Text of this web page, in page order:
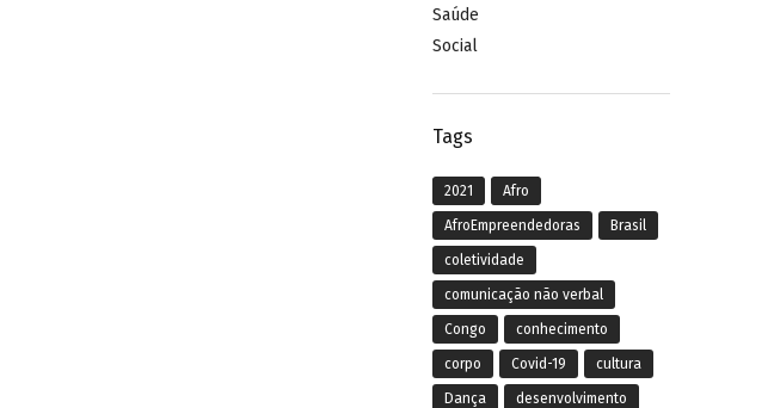
Saúde
Social
Tags
2021 Afro
AfroEmpreendedoras Brasil
coletividade
comunicação não verbal
Congo conhecimento
corpo Covid-19 cultura
Dança desenvolvimento